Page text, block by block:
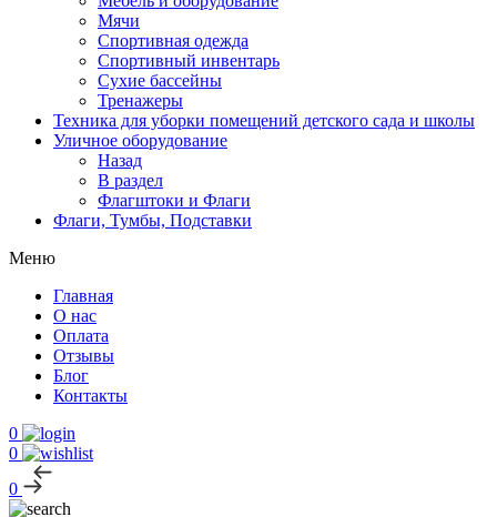
Мячи
Спортивная одежда
Спортивный инвентарь
Сухие бассейны
Тренажеры
Техника для уборки помещений детского сада и школы
Уличное оборудование
Назад
В раздел
Флагштоки и Флаги
Флаги, Тумбы, Подставки
Меню
Главная
О нас
Оплата
Отзывы
Блог
Контакты
0
0
0